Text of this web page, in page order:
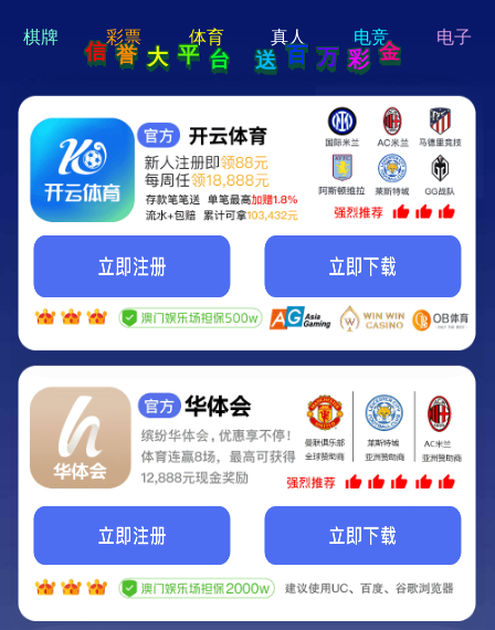
hi 💗
Hey Guys!
我们即将上线啦...
我们的网站正在建设.
它将是非常棒的网站.